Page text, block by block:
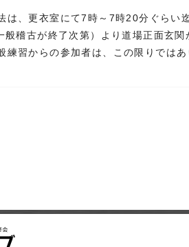
、更衣室にて7時～7時20分ぐらい
稽古が終了次第）より道場正面玄関
練習からの参加者は、この限りではあ